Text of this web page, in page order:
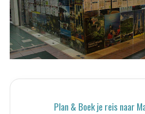
Plan & Boek je reis naar